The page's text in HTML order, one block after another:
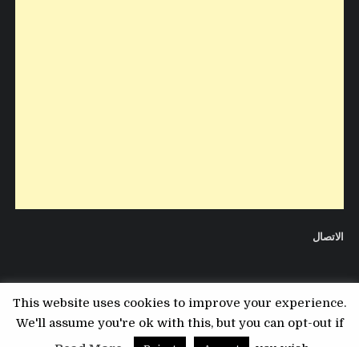
الاتصال
Copyright © 2026 مدونة التقني
This website uses cookies to improve your experience.
We'll assume you're ok with this, but you can opt-out if